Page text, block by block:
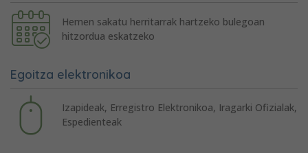
Hemen sakatu herritarrak hartzeko bulegoan
hitzordua eskatzeko
Egoitza elektronikoa
Izapideak, Erregistro Elektronikoa, Iragarki Ofizialak,
Espedienteak